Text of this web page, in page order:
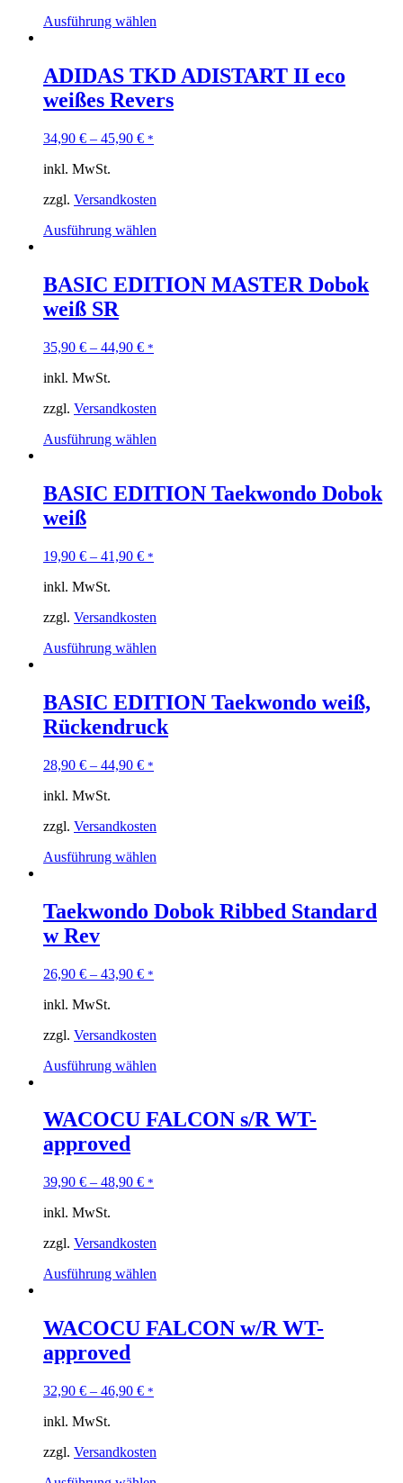
Ausführung wählen
ADIDAS TKD ADISTART II eco
weißes Revers
34,90 € – 45,90 € *
inkl. MwSt.
zzgl. Versandkosten
Ausführung wählen
BASIC EDITION MASTER Dobok
weiß SR
35,90 € – 44,90 € *
inkl. MwSt.
zzgl. Versandkosten
Ausführung wählen
BASIC EDITION Taekwondo Dobok
weiß
19,90 € – 41,90 € *
inkl. MwSt.
zzgl. Versandkosten
Ausführung wählen
BASIC EDITION Taekwondo weiß,
Rückendruck
28,90 € – 44,90 € *
inkl. MwSt.
zzgl. Versandkosten
Ausführung wählen
Taekwondo Dobok Ribbed Standard
w Rev
26,90 € – 43,90 € *
inkl. MwSt.
zzgl. Versandkosten
Ausführung wählen
WACOCU FALCON s/R WT-
approved
39,90 € – 48,90 € *
inkl. MwSt.
zzgl. Versandkosten
Ausführung wählen
WACOCU FALCON w/R WT-
approved
32,90 € – 46,90 € *
inkl. MwSt.
zzgl. Versandkosten